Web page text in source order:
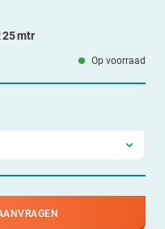
25 mtr
Op voorraad